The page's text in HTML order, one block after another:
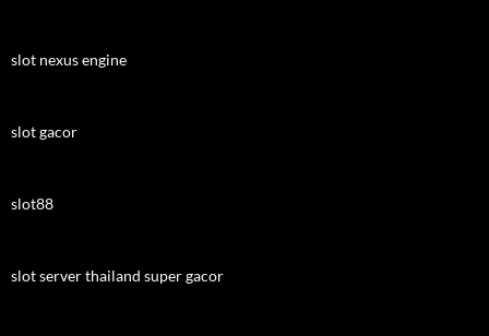
slot nexus engine
slot gacor
slot88
slot server thailand super gacor